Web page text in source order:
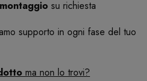
su richiesta
supporto in ogni fase del tuo
ma non lo trovi?